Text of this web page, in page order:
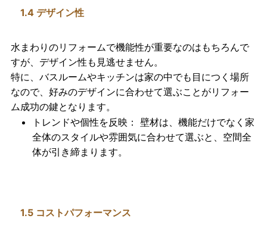
1.4 デザイン性
水まわりのリフォームで機能性が重要なのはもちろんで
すが、 デザイン性 も見逃せません。
特に、バスルームやキッチンは家の中でも目につく場所
なので、好みのデザインに合わせて選ぶことがリフォー
ム成功の鍵となります。
トレンドや個性を反映 ： 壁材は、機能だけでなく家
全体のスタイルや雰囲気に合わせて選ぶと、空間全
体が引き締まります。
1.5 コストパフォーマンス